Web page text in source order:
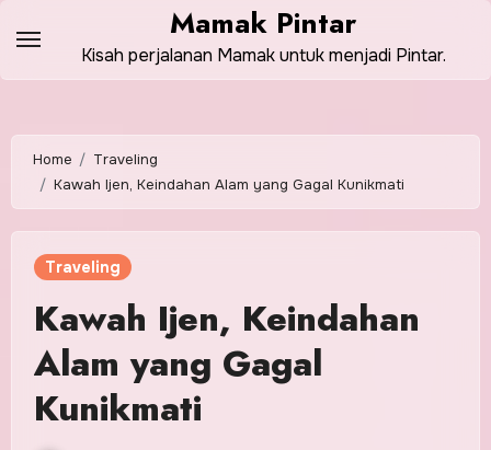
content
Mamak Pintar
Kisah perjalanan Mamak untuk menjadi Pintar.
Home
Traveling
Kawah Ijen, Keindahan Alam yang Gagal Kunikmati
Traveling
Kawah Ijen, Keindahan
Alam yang Gagal
Kunikmati